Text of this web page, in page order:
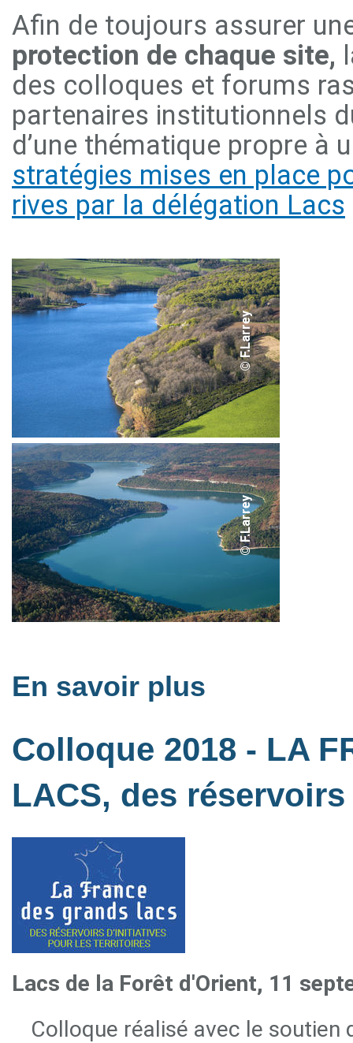
Afin de toujours assurer
protection de chaque site,
des colloques et forums
partenaires institutionnels
d’une thématique propre à
stratégies mises en place
rives par la délégation Lacs
© F.Larrey
© F.Larrey
En savoir plus
Colloque 2018 - LA
LACS, des
Lacs de la Forêt d'Orient, 11
Colloque réalisé avec le soutien